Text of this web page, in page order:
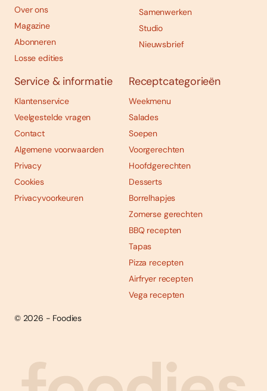
Abonneren
Over ons
Magazine
Abonneren
Losse edities
Samenwerken
Studio
Nieuwsbrief
Service & informatie
Klantenservice
Veelgestelde vragen
Contact
Algemene voorwaarden
Privacy
Cookies
Privacyvoorkeuren
Receptcategorieën
Weekmenu
Salades
Soepen
Voorgerechten
Hoofdgerechten
Desserts
Borrelhapjes
Zomerse gerechten
BBQ recepten
Tapas
Pizza recepten
Airfryer recepten
Vega recepten
© 2026 - Foodies